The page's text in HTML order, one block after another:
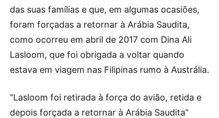
das suas famílias e que, em algumas ocasiões,
foram forçadas a retornar à Arábia Saudita,
como ocorreu em abril de 2017 com Dina Ali
Lasloom, que foi obrigada a voltar quando
estava em viagem nas Filipinas rumo à Austrália.
“Lasloom foi retirada à força do avião, retida e
depois forçada a retornar à Arábia Saudita”